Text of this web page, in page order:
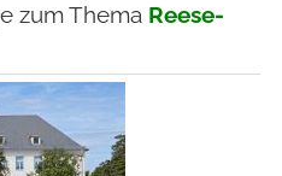
zum Thema Reese-